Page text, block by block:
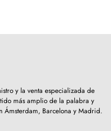
y la venta especializada de
más amplio de la palabra y
Ámsterdam, Barcelona y Madrid.